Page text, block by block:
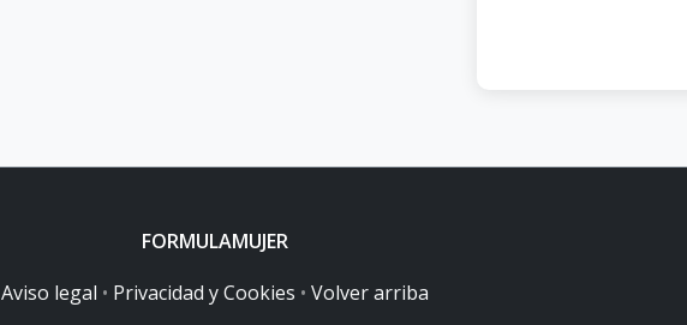
FORMULAMUJER
Aviso legal • Privacidad y Cookies • Volver arriba